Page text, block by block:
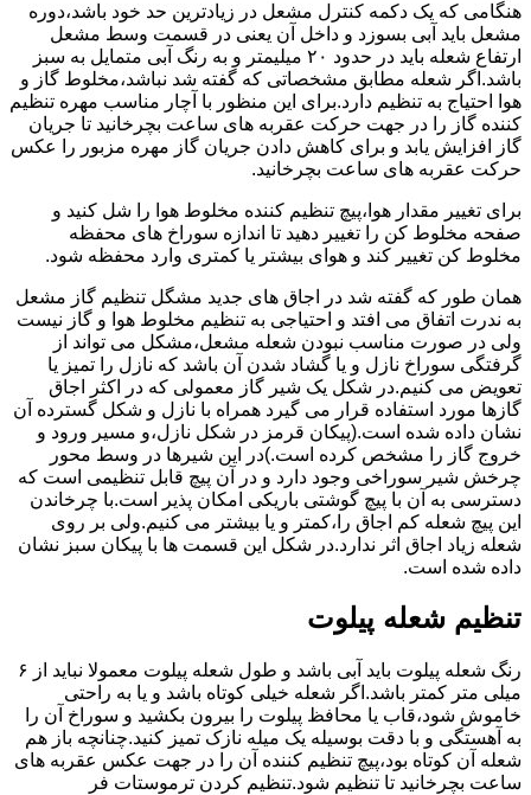
هنگامی که یک دکمه کنترل مشعل در زیادترین حد خود باشد،دوره
مشعل باید آبی بسوزد و داخل آن یعنی در قسمت وسط مشعل
ارتفاع شعله باید در حدود ۲۰ میلیمتر و به رنگ آبی متمایل به سبز
باشد.اگر شعله مطابق مشخصاتی که گفته شد نباشد،مخلوط گاز و
هوا احتیاج به تنظیم دارد.برای این منظور با آچار مناسب مهره تنظیم
کننده گاز را در جهت حرکت عقربه های ساعت بچرخانید تا جریان
گاز افزایش یابد و برای کاهش دادن جریان گاز مهره مزبور را عکس
حرکت عقربه های ساعت بچرخانید.
برای تغییر مقدار هوا،پیچ تنظیم کننده مخلوط هوا را شل کنید و
صفحه مخلوط کن را تغییر دهید تا اندازه سوراخ های محفظه
مخلوط کن تغییر کند و هوای بیشتر یا کمتری وارد محفظه شود.
همان طور که گفته شد در اجاق های جدید مشگل تنظیم گاز مشعل
به ندرت اتفاق می افتد و احتیاجی به تنظیم مخلوط هوا و گاز نیست
ولی در صورت مناسب نبودن شعله مشعل،مشکل می تواند از
گرفتگی سوراخ نازل و یا گشاد شدن آن باشد که نازل را تمیز یا
تعویض می کنیم.در شکل یک شیر گاز معمولی که در اکثر اجاق
گازها مورد استفاده قرار می گیرد همراه با نازل و شکل گسترده آن
نشان داده شده است.(پیکان قرمز در شکل نازل،و مسیر ورود و
خروج گاز را مشخص کرده است.)در این شیرها در وسط محور
چرخش شیر سوراخی وجود دارد و در آن پیچ قابل تنظیمی است که
دسترسی به آن با پیچ گوشتی باریکی امکان پذیر است.با چرخاندن
این پیچ شعله کم اجاق را،کمتر و یا بیشتر می کنیم.ولی بر روی
شعله زیاد اجاق اثر ندارد.در شکل این قسمت ها با پیکان سبز نشان
داده شده است.
تنظیم شعله پیلوت
رنگ شعله پیلوت باید آبی باشد و طول شعله پیلوت معمولا نباید از ۶
میلی متر کمتر باشد.اگر شعله خیلی کوتاه باشد و یا به راحتی
خاموش شود،قاب یا محافظ پیلوت را بیرون بکشید و سوراخ آن را
به آهستگی و با دقت بوسیله یک میله نازک تمیز کنید.چنانچه باز هم
شعله آن کوتاه بود،پیچ تنظیم کننده آن را در جهت عکس عقربه های
ساعت بچرخانید تا تنظیم شود.تنظیم کردن ترموستات فر